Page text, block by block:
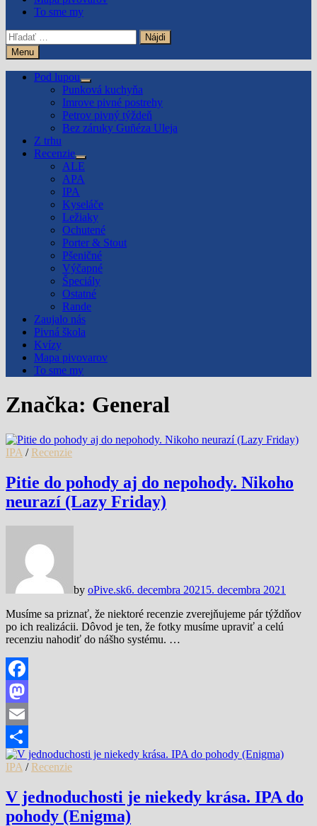
To sme my
Hľadať:
Menu
Pod lupou
Show
sub
menu
Punková kuchyňa
Imrove pivné postrehy
Petrov pivný týždeň
Bez záruky Guñéza Uleja
Z trhu
Recenzie
Show
sub
menu
ALE
APA
IPA
Kyseláče
Ležiaky
Ochutené
Porter & Stout
Pšeničné
Výčapné
Špeciály
Ostatné
Rande
Zaujalo nás
Pivná škola
Kvízy
Mapa pivovarov
To sme my
Značka: General
IPA / Recenzie
Pitie do pohody aj do nepohody. Nikoho
neurazí (Lazy Friday)
by oPive.sk6. decembra 2021 5. decembra 2021
Musíme sa priznať, že niektoré recenzie zverejňujeme pár týždňov
po ich realizácii. Dôvod je ten, že fotky musíme upraviť a celú
recenziu nahodiť do nášho systému. …
Facebook
Mastodon
Email
Share
IPA / Recenzie
V jednoduchosti je niekedy krása. IPA do
pohody (Enigma)